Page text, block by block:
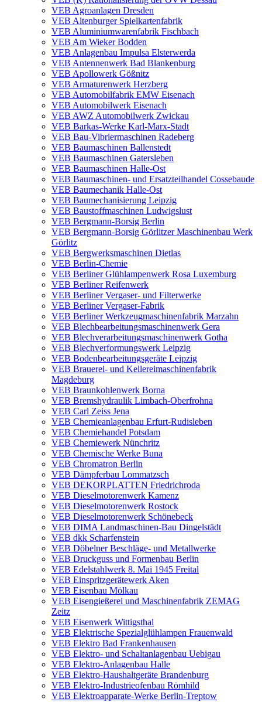
VEB Agroanlagen Dresden
VEB Altenburger Spielkartenfabrik
VEB Aluminiumwarenfabrik Fischbach
VEB Am Wieker Bodden
VEB Anlagenbau Impulsa Elsterwerda
VEB Antennenwerk Bad Blankenburg
VEB Apollowerk Gößnitz
VEB Armaturenwerk Herzberg
VEB Automobilfabrik EMW Eisenach
VEB Automobilwerk Eisenach
VEB AWZ Automobilwerk Zwickau
VEB Barkas-Werke Karl-Marx-Stadt
VEB Bau-Vibriermaschinen Radeberg
VEB Baumaschinen Ballenstedt
VEB Baumaschinen Gatersleben
VEB Baumaschinen Halle-Ost
VEB Baumaschinen- und Ersatzteilhandel Cossebaude
VEB Baumechanik Halle-Ost
VEB Baumechanisierung Leipzig
VEB Baustoffmaschinen Ludwigslust
VEB Bergmann-Borsig Berlin
VEB Bergmann-Borsig Görlitzer Maschinenbau Werk
Görlitz
VEB Bergwerksmaschinen Dietlas
VEB Berlin-Chemie
VEB Berliner Glühlampenwerk Rosa Luxemburg
VEB Berliner Reifenwerk
VEB Berliner Vergaser- und Filterwerke
VEB Berliner Vergaser-Fabrik
VEB Berliner Werkzeugmaschinenfabrik Marzahn
VEB Blechbearbeitungsmaschinenwerk Gera
VEB Blechverarbeitungsmaschinenwerk Gotha
VEB Blechverformungswerk Leipzig
VEB Bodenbearbeitungsgeräte Leipzig
VEB Brauerei- und Kellereimaschinenfabrik
Magdeburg
VEB Braunkohlenwerk Borna
VEB Bremshydraulik Limbach-Oberfrohna
VEB Carl Zeiss Jena
VEB Chemieanlagenbau Erfurt-Rudisleben
VEB Chemiehandel Potsdam
VEB Chemiewerk Nünchritz
VEB Chemische Werke Buna
VEB Chromatron Berlin
VEB Dämpferbau Lommatzsch
VEB DEKORPLATTEN Friedrichroda
VEB Dieselmotorenwerk Kamenz
VEB Dieselmotorenwerk Rostock
VEB Dieselmotorenwerk Schönebeck
VEB DIMA Landmaschinen-Bau Dingelstädt
VEB dkk Scharfenstein
VEB Döbelner Beschläge- und Metallwerke
VEB Druckguss und Formenbau Berlin
VEB Edelstahlwerk 8. Mai 1945 Freital
VEB Einspritzgerätewerk Aken
VEB Eisenbau Mölkau
VEB Eisengießerei und Maschinenfabrik ZEMAG
Zeitz
VEB Eisenwerk Wittigsthal
VEB Elektrische Spezialglühlampen Frauenwald
VEB Elektro Bad Frankenhausen
VEB Elektro- und Schaltanlagenbau Uebigau
VEB Elektro-Anlagenbau Halle
VEB Elektro-Haushaltgeräte Brandenburg
VEB Elektro-Industrieofenbau Römhild
VEB Elektroapparate-Werke Berlin-Treptow